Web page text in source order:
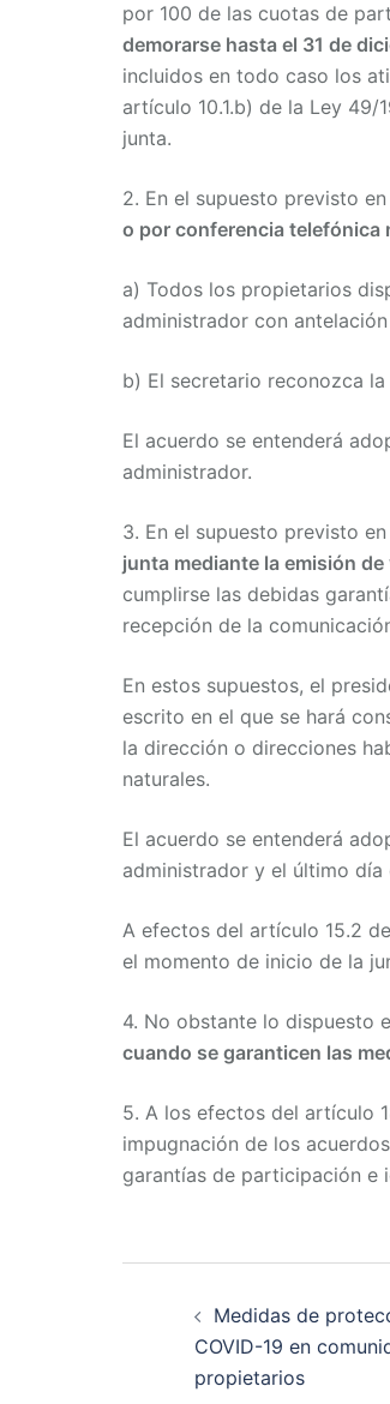
por 100 de las cuotas de
demorarse hasta el 31 de
incluidos en todo caso los
artículo 10.1.b) de la Ley
junta.
2. En el supuesto previsto
o por conferencia telefónica
a) Todos los propietarios
administrador con
b) El secretario reconozca
El acuerdo se entenderá
administrador.
3. En el supuesto previsto
junta mediante la emisión
cumplirse las debidas
recepción de la
En estos supuestos, el
escrito en el que se hará
la dirección o direcciones
naturales.
El acuerdo se entenderá
administrador y el último
A efectos del artículo 15.2
el momento de inicio de la
4. No obstante lo dispuesto
cuando se garanticen las
5. A los efectos del artículo
impugnación de los
garantías de participación e
Medidas de
COVID-19 en
propietarios